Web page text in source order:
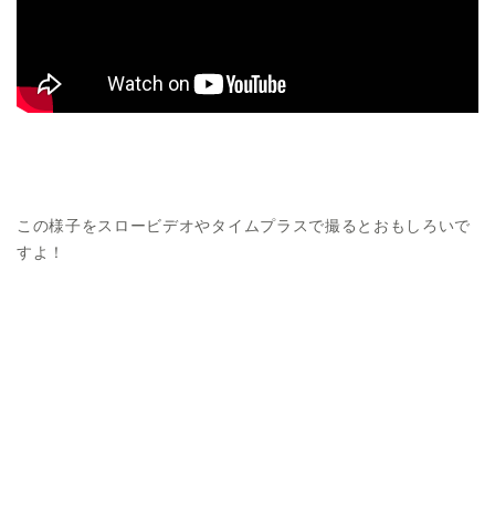
この様子をスロービデオやタイムプラスで撮るとおもしろいで
すよ！